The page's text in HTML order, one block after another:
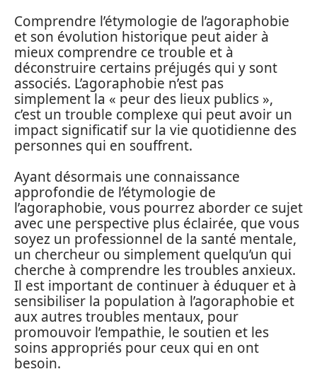
Comprendre l’étymologie de l’agoraphobie
et son évolution historique peut aider à
mieux comprendre ce trouble et à
déconstruire certains préjugés qui y sont
associés. L’agoraphobie n’est pas
simplement la « peur des lieux publics »,
c’est un trouble complexe qui peut avoir un
impact significatif sur la vie quotidienne des
personnes qui en souffrent.
Ayant désormais une connaissance
approfondie de l’étymologie de
l’agoraphobie, vous pourrez aborder ce sujet
avec une perspective plus éclairée, que vous
soyez un professionnel de la santé mentale,
un chercheur ou simplement quelqu’un qui
cherche à comprendre les troubles anxieux.
Il est important de continuer à éduquer et à
sensibiliser la population à l’agoraphobie et
aux autres troubles mentaux, pour
promouvoir l’empathie, le soutien et les
soins appropriés pour ceux qui en ont
besoin.